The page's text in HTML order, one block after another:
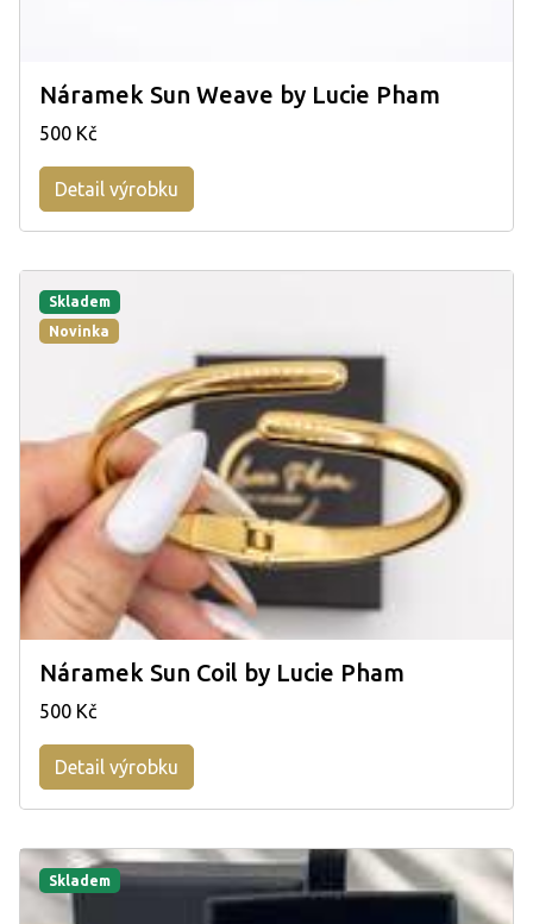
Náramek Sun Weave by Lucie Pham
500 Kč
Detail výrobku
Skladem
Novinka
Náramek Sun Coil by Lucie Pham
500 Kč
Detail výrobku
Skladem